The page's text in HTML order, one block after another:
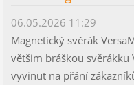
06.05.2026 11:29
Magnetický svěrák
většim bráškou svěrákku
vyvinut na přání